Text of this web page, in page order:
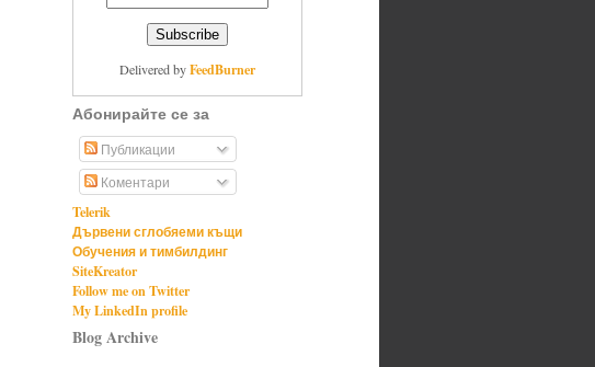
Delivered byFeedBurner
Абонирайте се за
Публикации
Коментари
Telerik
Дървени сглобяеми къщи
Обучения и тимбилдинг
SiteKreator
Follow me on Twitter
My LinkedIn profile
Blog Archive